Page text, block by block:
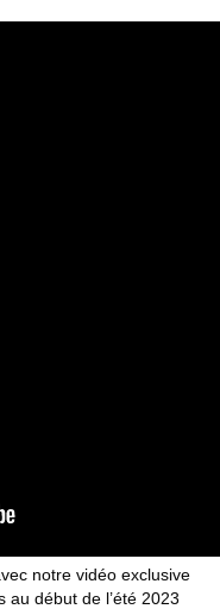
notre vidéo exclusive
au début de l’été 2023